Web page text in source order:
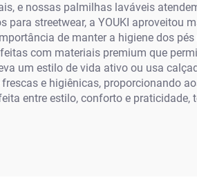
e nossas palmilhas laváveis
streetwear, a YOUKI aproveitou
de manter a higiene dos
com materiais premium que
um estilo de vida ativo ou usa
e higiênicas, proporcionando
entre estilo, conforto e